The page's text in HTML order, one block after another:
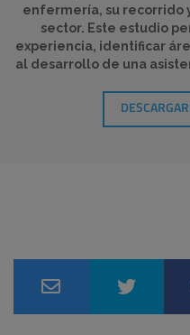
enfermería, su recorrido
sector. Este estudio
experiencia, identificar
al desarrollo de una